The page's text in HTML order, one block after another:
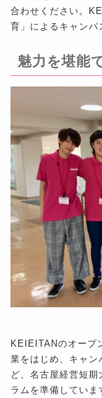
合わせください。
育」によるキャンパ
魅力を堪能
KEIEITANのオープ
業をはじめ、キャン
ど、名古屋経営短
ラムを準備してい